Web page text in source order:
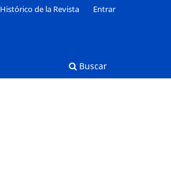
Buscar
Histórico de la Revista Entrar